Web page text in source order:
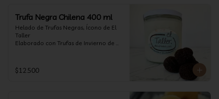
Trufa Negra Chilena 400 ml
Helado de Trufas Negras, Ícono de El
Taller
Elaborado con Trufas de Invierno de
cremoso y con un delicado proceso
para obtener una experiencia
$12.500